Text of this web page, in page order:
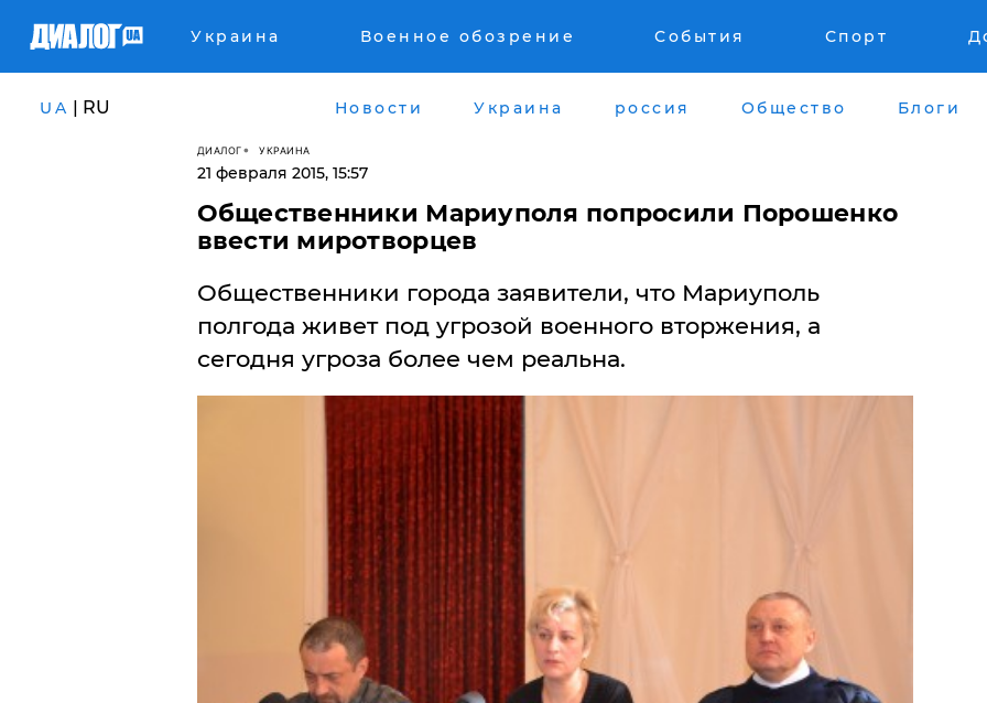
Украина Военное обозрение События Спорт
UA | RU Новости Украина россия Общество Блоги
ДИАЛОГ УКРАИНА
21 февраля 2015, 15:57
Общественники Мариуполя попросили Порошенко
ввести миротворцев
Общественники города заявители, что Мариуполь
полгода живет под угрозой военного вторжения, а
сегодня угроза более чем реальна.